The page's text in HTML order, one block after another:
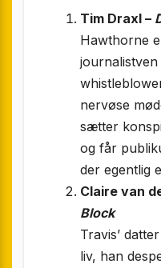
Tim Draxl –
Hawthorne
journalistven
nervøse
sætter
og får
der egentlig
Claire van
Block
Travis’
liv, han